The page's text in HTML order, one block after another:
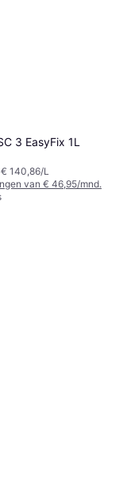
3 EasyFix 1L
€ 140,86/L
van € 46,95/mnd.